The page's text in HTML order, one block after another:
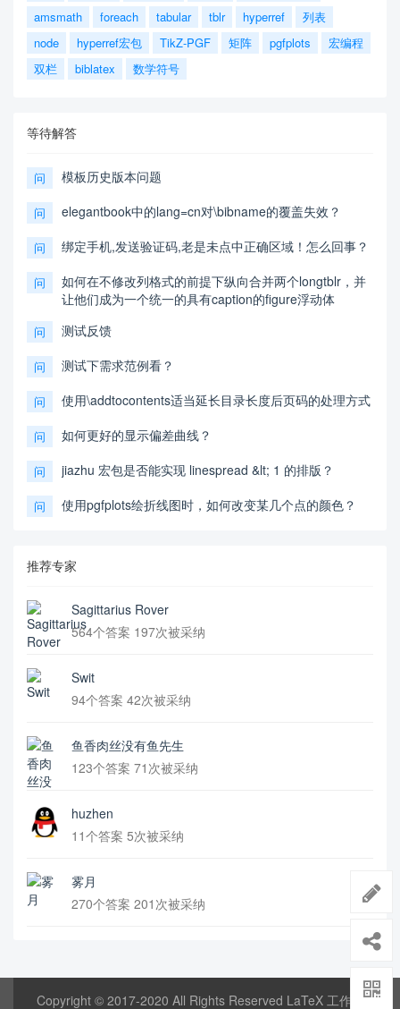
amsmath
foreach tabular tblr hyperref
列表
node
hyperref宏包 TikZ-PGF 矩阵 pgfplots
宏编程
双栏
biblatex 数学符号
等待解答
问 模板历史版本问题
问 elegantbook中的lang=cn对\bibname的覆盖失效？
问 绑定手机,发送验证码,老是未点中正确区域！怎么回事？
问
如何在不修改列格式的前提下纵向合并两个longtblr，并
让他们成为一个统一的具有caption的figure浮动体
问 测试反馈
问 测试下需求范例看？
问 使用\addtocontents适当延长目录长度后页码的处理方式
问 如何更好的显示偏差曲线？
问 jiazhu 宏包是否能实现 linespread &lt; 1 的排版？
问 使用pgfplots绘折线图时，如何改变某几个点的颜色？
推荐专家
Sagittarius Rover
564个答案 197次被采纳
Swit
94个答案 42次被采纳
鱼香肉丝没有鱼先生
123个答案 71次被采纳
huzhen
11个答案 5次被采纳
雾月
270个答案 201次被采纳
Copyright © 2017-2020 All Rights Reserved LaTeX 工作室